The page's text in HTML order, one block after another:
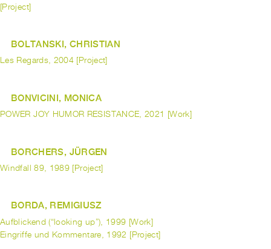
[Project]
BOLTANSKI, CHRISTIAN
Les Regards, 2004 [Project]
BONVICINI, MONICA
POWER JOY HUMOR RESISTANCE, 2021 [Work]
BORCHERS, JÜRGEN
Windfall 89, 1989 [Project]
BORDA, REMIGIUSZ
Aufblickend (“looking up”), 1999 [Work]
Eingriffe und Kommentare, 1992 [Project]